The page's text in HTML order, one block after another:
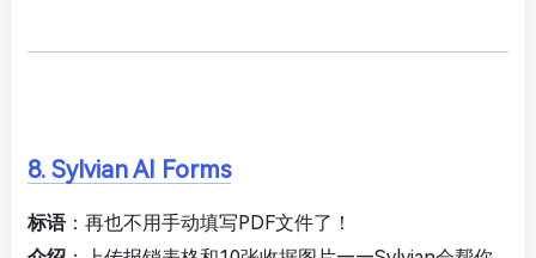
8. Sylvian AI Forms
标语：再也不用手动填写PDF文件了！